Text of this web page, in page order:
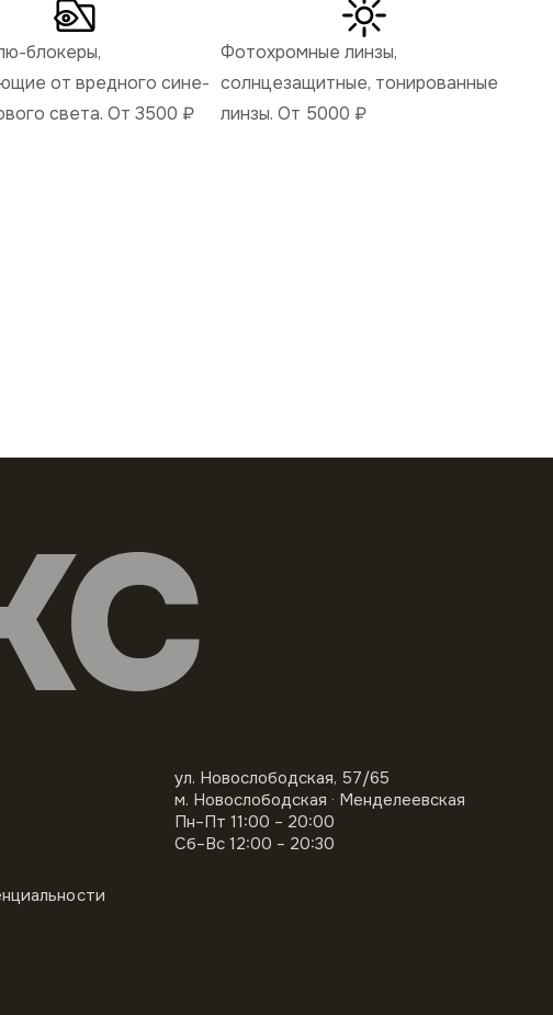
блокеры,
от вредного сине-
света. От 3500 ₽
Фотохромные линзы,
солнцезащитные, тонированные
линзы. От 5000 ₽
ул. Новослободская, 57/65
м. Новослободская · Менделеевская
Пн–Пт 11:00 – 20:00
Сб–Вс 12:00 – 20:30